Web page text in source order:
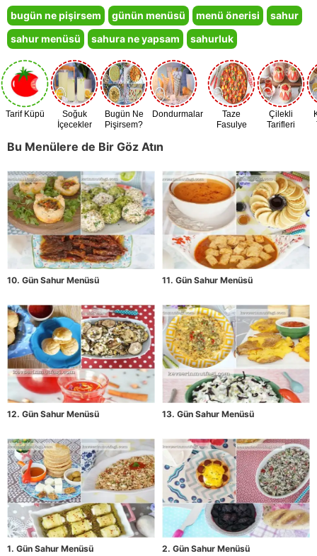
bugün ne pişirsem günün menüsü menü önerisi
sahur
sahur menüsü
sahura ne yapsam sahurluk
Tarif Küpü
Soğuk
İçecekler
Bugün Ne
Pişirsem?
Dondurmalar
Taze
Fasulye
Çilekli
Tarifleri
Bu Menülere de Bir Göz Atın
10. Gün Sahur Menüsü 11. Gün Sahur Menüsü
12. Gün Sahur Menüsü 13. Gün Sahur Menüsü
1. Gün Sahur Menüsü 2. Gün Sahur Menüsü